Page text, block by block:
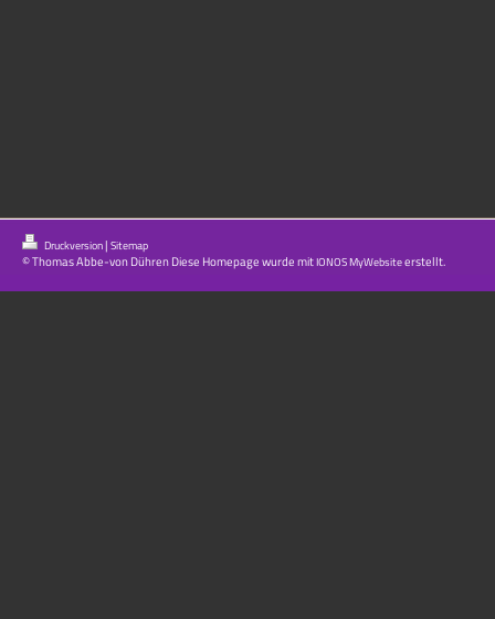
Druckversion| Sitemap
© Thomas Abbe-von Dühren Diese Homepage wurde mitIONOS MyWebsiteerstellt.